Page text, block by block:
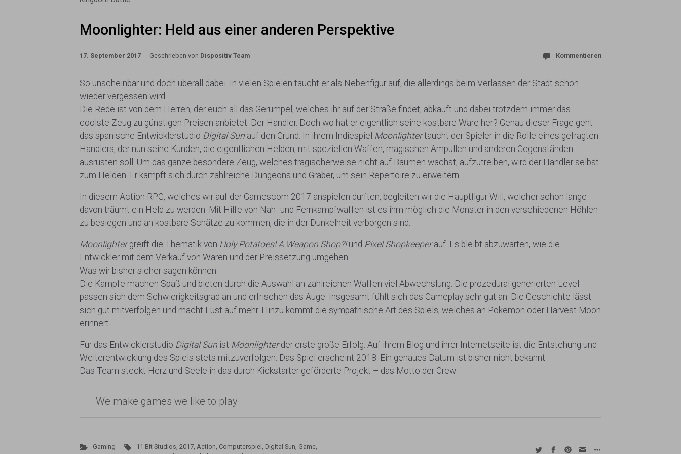
Moonlighter: Held aus einer anderen Perspektive
17. September 2017 Geschrieben von Dispositiv Team Kommentieren
So unscheinbar und doch überall dabei. In vielen Spielen taucht er als Nebenfigur auf, die allerdings beim Verlassen der Stadt schon
wieder vergessen wird.
Die Rede ist von dem Herren, der euch all das Gerümpel, welches ihr auf der Straße findet, abkauft und dabei trotzdem immer das
coolste Zeug zu günstigen Preisen anbietet: Der Händler. Doch wo hat er eigentlich seine kostbare Ware her? Genau dieser Frage geht
das spanische Entwicklerstudio Digital Sun auf den Grund. In ihrem Indiespiel Moonlightertaucht der Spieler in die Rolle eines gefragten
Händlers, der nun seine Kunden, die eigentlichen Helden, mit speziellen Waffen, magischen Ampullen und anderen Gegenständen
ausrüsten soll. Um das ganze besondere Zeug, welches tragischerweise nicht auf Bäumen wächst, aufzutreiben, wird der Händler selbst
zum Helden. Er kämpft sich durch zahlreiche Dungeons und Gräber, um sein Repertoire zu erweitern.
In diesem Action RPG, welches wir auf der Gamescom 2017 anspielen durften, begleiten wir die Hauptfigur Will, welcher schon lange
davon träumt ein Held zu werden. Mit Hilfe von Nah- und Fernkampfwaffen ist es ihm möglich die Monster in den verschiedenen Höhlen
zu besiegen und an kostbare Schätze zu kommen, die in der Dunkelheit verborgen sind.
Moonlightergreift die Thematik von Holy Potatoes! A Weapon Shop?!und Pixel Shopkeeperauf. Es bleibt abzuwarten, wie die
Entwickler mit dem Verkauf von Waren und der Preissetzung umgehen.
Was wir bisher sicher sagen können:
Die Kämpfe machen Spaß und bieten durch die Auswahl an zahlreichen Waffen viel Abwechslung. Die prozedural generierten Level
passen sich dem Schwierigkeitsgrad an und erfrischen das Auge. Insgesamt fühlt sich das Gameplay sehr gut an. Die Geschichte lässt
sich gut mitverfolgen und macht Lust auf mehr. Hinzu kommt die sympathische Art des Spiels, welches an Pokemon oder Harvest Moon
erinnert.
Für das Entwicklerstudio Digital Sun ist Moonlighterder erste große Erfolg. Auf ihrem Blog und ihrer Internetseite ist die Entstehung und
Weiterentwicklung des Spiels stets mitzuverfolgen. Das Spiel erscheint 2018. Ein genaues Datum ist bisher nicht bekannt.
Das Team steckt Herz und Seele in das durch Kickstarter geförderte Projekt – das Motto der Crew:
We make games we like to play
Gaming 11 Bit Studios,2017,Action, Computerspiel , Digital Sun, Game,